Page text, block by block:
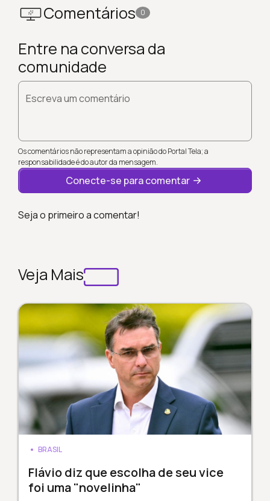
Comentários 0
Entre na conversa da
comunidade
Escreva um comentário
Os comentários não representam a opinião do Portal Tela; a
responsabilidade é do autor da mensagem.
Conecte-se para comentar
Seja o primeiro a comentar!
Veja Mais
BRASIL
Flávio diz que escolha de seu vice
foi uma "novelinha"